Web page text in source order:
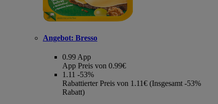
Angebot: Bresso
0.99 App
App Preis von 0.99€
1.11 -53%
Rabattierter Preis von 1.11€ (Insgesamt -53%
Rabatt)